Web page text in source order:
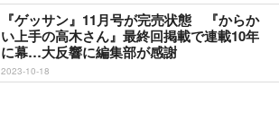
『ゲッサン』11月号が完売状態 『からか
い上手の高木さん』最終回掲載で連載10年
に幕…大反響に編集部が感謝
2023-10-18